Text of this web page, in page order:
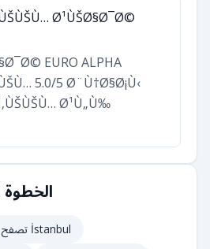
Ø¹ÙŠØ§Ø¯Ø©
EURO ALPHA
5.0/5 Ø¨Ù†Ø§Ø¡Ù‹
Ø¹Ù„Ù‰
الخطوة
تصفح İstanbul